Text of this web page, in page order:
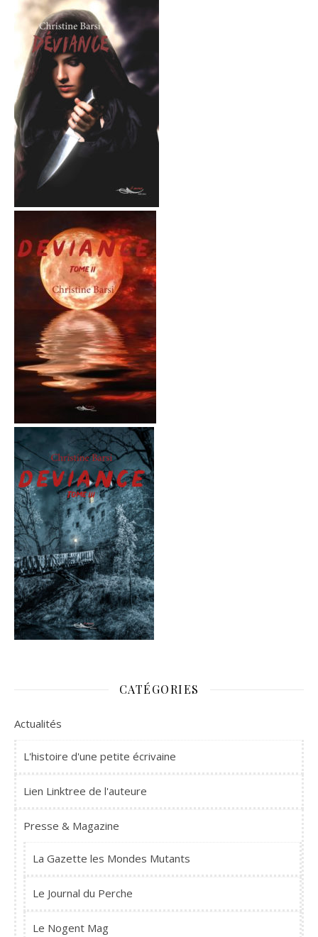
CATÉGORIES
Actualités
L'histoire d'une petite écrivaine
Lien Linktree de l'auteure
Presse & Magazine
La Gazette les Mondes Mutants
Le Journal du Perche
Le Nogent Mag